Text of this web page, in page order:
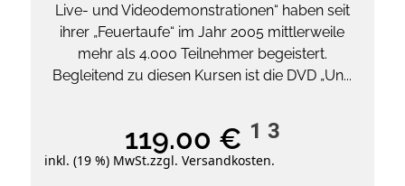
Live- und Videodemonstrationen“ haben seit
ihrer „Feuertaufe“ im Jahr 2005 mittlerweile
mehr als 4.000 Teilnehmer begeistert.
Begleitend zu diesen Kursen ist die DVD „Un...
119.00 € 1 3
inkl. (19 %) MwSt.zzgl. Versandkosten.